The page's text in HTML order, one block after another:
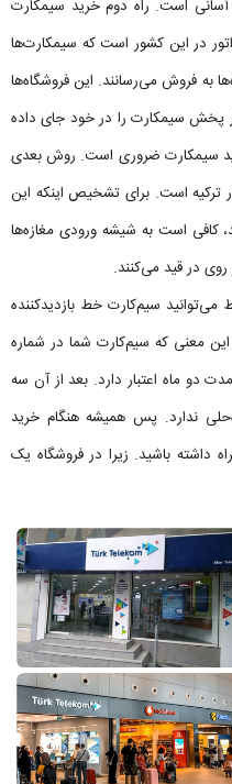
آسانی است. راه دوم خرید سیمکارت
در این کشور است که سیمکارت‌ها
به فروش می‌رسانند. این فروشگاه‌ها
پخش سیمکارت را در خود جای داده
سیمکارت ضروری است. روش بعدی
ترکیه است. برای تشخیص اینکه این
کافی است به شیشه ورودی مغازه‌ها
روی در قید می‌کنند.
سیم‌کارت خط بازدیدکننده
این معنی که سیم‌کارت شما در شماره
دو ماه اعتبار دارد. بعد از آن سه
ندارد. پس همیشه هنگام خرید
داشته باشید. زیرا در فروشگاه یک